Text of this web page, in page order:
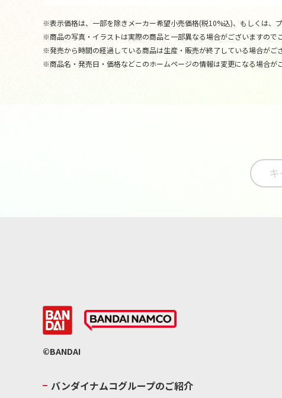
※表示価格は、一部を除きメーカー希望小売価格(税10%込)、もしくは、
※商品の写真・イラストは実際の商品と一部異なる場合がございますので
※発売から時間の経過している商品は生産・販売が終了している場合がご
※商品名・発売日・価格などこのホームページの情報は変更になる場合が
©BANDAI
バンダイナムコグループのご紹介